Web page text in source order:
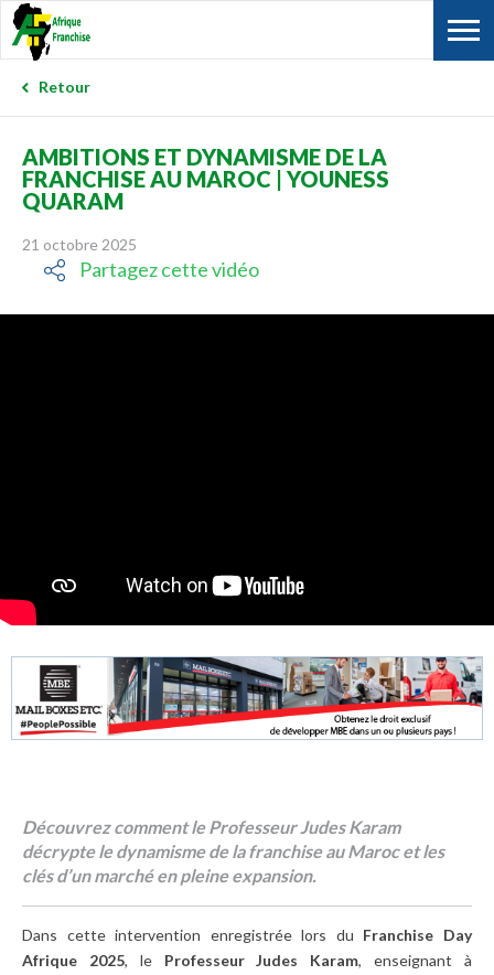
Retour
AMBITIONS ET DYNAMISME DE LA
FRANCHISE AU MAROC | YOUNESS
QUARAM
21 octobre 2025
Partagez cette vidéo
Découvrez comment le Professeur Judes Karam
décrypte le dynamisme de la franchise au Maroc et les
clés d’un marché en pleine expansion.
Dans cette intervention enregistrée lors du Franchise Day
Afrique 2025, le Professeur Judes Karam, enseignant à